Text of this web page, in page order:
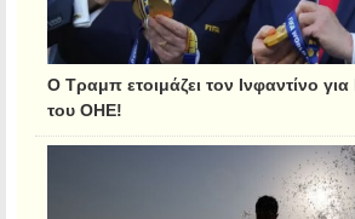
Ο Τραμπ ετοιμάζει τον Ινφαντίνο
του ΟΗΕ!